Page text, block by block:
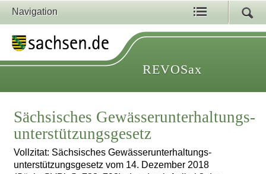
Navigation
REVOSax
Sächsisches Gewässerunterhaltungs­
unterstützungsgesetz
Vollzitat: Sächsisches Gewässerunterhaltungs­
unterstützungsgesetz vom 14. Dezember 2018